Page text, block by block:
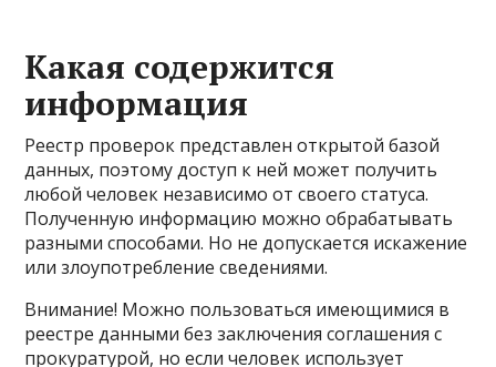
Какая содержится
информация
Реестр проверок представлен открытой базой
данных, поэтому доступ к ней может получить
любой человек независимо от своего статуса.
Полученную информацию можно обрабатывать
разными способами. Но не допускается искажение
или злоупотребление сведениями.
Внимание! Можно пользоваться имеющимися в
реестре данными без заключения соглашения с
прокуратурой, но если человек использует